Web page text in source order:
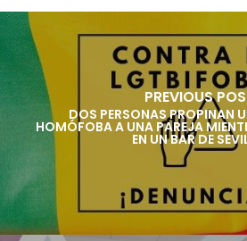
PREVIOUS
DOS PERSONAS PROPINAN
HOMÓFOBA A UNA PAREJA
EN UN BAR DE